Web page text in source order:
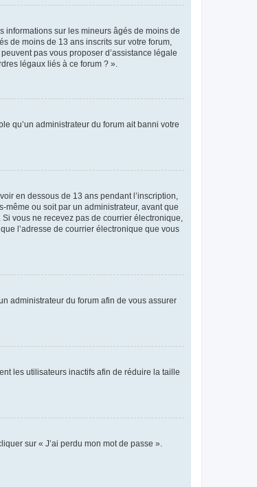
informations sur les mineurs âgés de moins de
de moins de 13 ans inscrits sur votre forum,
pas vous proposer d’assistance légale
légaux liés à ce forum ? ».
qu’un administrateur du forum ait banni votre
en dessous de 13 ans pendant l’inscription,
ou soit par un administrateur, avant que
vous ne recevez pas de courrier électronique,
l’adresse de courrier électronique que vous
administrateur du forum afin de vous assurer
les utilisateurs inactifs afin de réduire la taille
sur « J’ai perdu mon mot de passe ».